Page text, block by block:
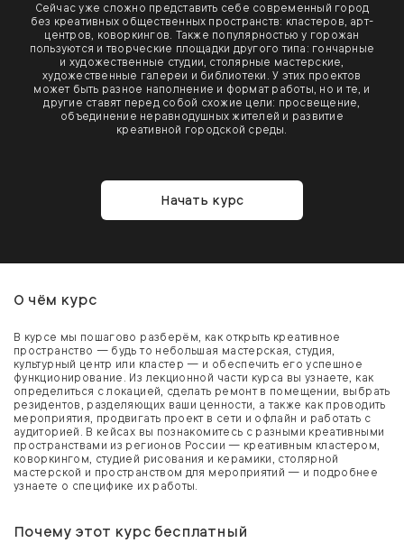
Сейчас уже сложно представить себе современный город
без креативных общественных пространств: кластеров, арт-
центров, коворкингов. Также популярностью у горожан
пользуются и творческие площадки другого типа: гончарные
и художественные студии, столярные мастерские,
художественные галереи и библиотеки. У этих проектов
может быть разное наполнение и формат работы, но и те, и
другие ставят перед собой схожие цели: просвещение,
объединение неравнодушных жителей и развитие
креативной городской среды.
Начать курс
О чём курс
В курсе мы пошагово разберём, как открыть креативное
пространство — будь то небольшая мастерская, студия,
культурный центр или кластер — и обеспечить его успешное
функционирование. Из лекционной части курса вы узнаете, как
определиться с локацией, сделать ремонт в помещении, выбрать
резидентов, разделяющих ваши ценности, а также как проводить
мероприятия, продвигать проект в сети и офлайн и работать с
аудиторией. В кейсах вы познакомитесь с разными креативными
пространствами из регионов России — креативным кластером,
коворкингом, студией рисования и керамики, столярной
мастерской и пространством для мероприятий — и подробнее
узнаете о специфике их работы.
Почему этот курс бесплатный